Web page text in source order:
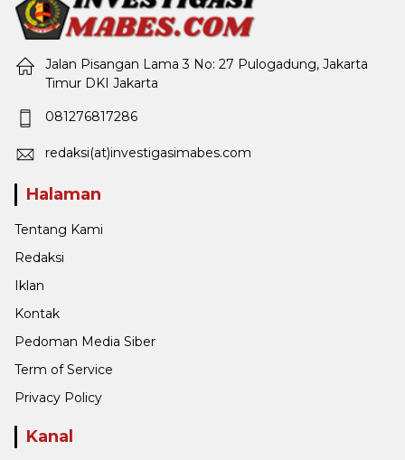
Jalan Pisangan Lama 3 No: 27 Pulogadung, Jakarta
Timur DKI Jakarta
081276817286
redaksi(at)investigasimabes.com
Halaman
Tentang Kami
Redaksi
Iklan
Kontak
Pedoman Media Siber
Term of Service
Privacy Policy
Kanal